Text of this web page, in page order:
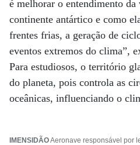
é melhorar o entendimento
continente antártico e como
frentes frias, a geração de
eventos extremos do clima”,
Para estudiosos, o território
do planeta, pois controla as
oceânicas, influenciando o
IMENSIDÃOAeronave responsável por